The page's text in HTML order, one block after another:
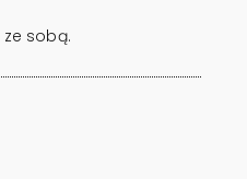
sobą.